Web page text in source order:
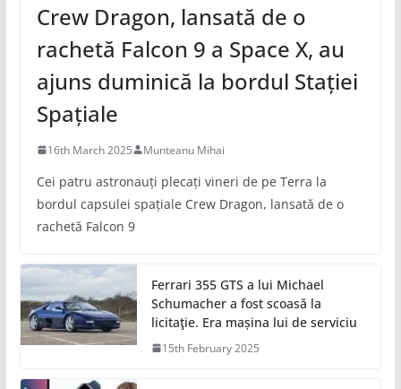
Crew Dragon, lansată de o
rachetă Falcon 9 a Space X, au
ajuns duminică la bordul Stației
Spațiale
16th March 2025 Munteanu Mihai
Cei patru astronauți plecați vineri de pe Terra la
bordul capsulei spațiale Crew Dragon, lansată de o
rachetă Falcon 9
Ferrari 355 GTS a lui Michael
Schumacher a fost scoasă la
licitaţie. Era mașina lui de serviciu
15th February 2025